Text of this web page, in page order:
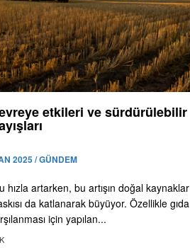
etkileri ve sürdürülebilir
2025 / GÜNDEM
hızla artarken, bu artışın doğal kaynaklar
da katlanarak büyüyor. Özellikle gıda
için yapılan...